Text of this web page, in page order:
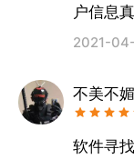
户信息
2021-
不美不
软件寻